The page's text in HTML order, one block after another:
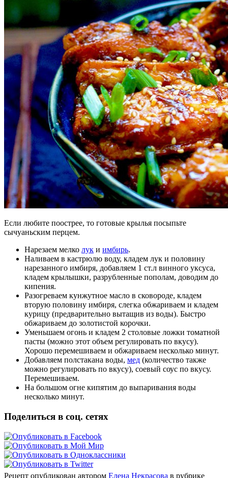
Если любите поострее, то готовые крылья посыпьте
сычуаньским перцем.
Нарезаем мелко лук и имбирь.
Наливаем в кастрюлю воду, кладем лук и половину
нарезанного имбиря, добавляем 1 ст.л винного уксуса,
кладем крылышки, разрубленные пополам, доводим до
кипения.
Разогреваем кунжутное масло в сковороде, кладем
вторую половину имбиря, слегка обжариваем и кладем
курицу (предварительно вытащив из воды). Быстро
обжариваем до золотистой корочки.
Уменьшаем огонь и кладем 2 столовые ложки томатной
пасты (можно этот объем регулировать по вкусу).
Хорошо перемешиваем и обжариваем несколько минут.
Добавляем полстакана воды, мед (количество также
можно регулировать по вкусу), соевый соус по вкусу.
Перемешиваем.
На большом огне кипятим до выпаривания воды
несколько минут.
Поделиться в соц. сетях
Рецепт опубликован автором Елена Некрасова в рубрике